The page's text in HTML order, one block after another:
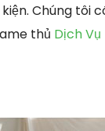
Chúng tôi
thủ Dịch